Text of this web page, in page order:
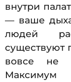
внутри
— ваше
людей
существуют
вовсе не
Максимум